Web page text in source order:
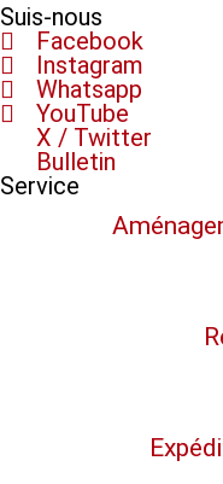
Suis-nous
Facebook
Instagram
Whatsapp
YouTube
X / Twitter
Bulletin
Service